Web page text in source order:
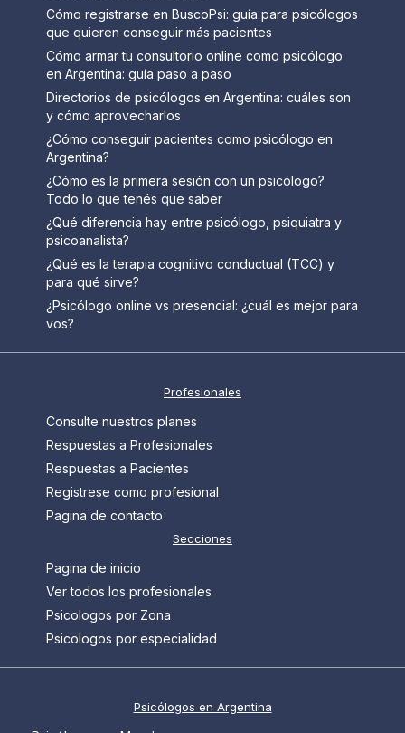
Cómo registrarse en BuscoPsi: guía para psicólogos
que quieren conseguir más pacientes
Cómo armar tu consultorio online como psicólogo
en Argentina: guía paso a paso
Directorios de psicólogos en Argentina: cuáles son
y cómo aprovecharlos
¿Cómo conseguir pacientes como psicólogo en
Argentina?
¿Cómo es la primera sesión con un psicólogo?
Todo lo que tenés que saber
¿Qué diferencia hay entre psicólogo, psiquiatra y
psicoanalista?
¿Qué es la terapia cognitivo conductual (TCC) y
para qué sirve?
¿Psicólogo online vs presencial: ¿cuál es mejor para
vos?
Profesionales
Consulte nuestros planes
Respuestas a Profesionales
Respuestas a Pacientes
Registrese como profesional
Pagina de contacto
Secciones
Pagina de inicio
Ver todos los profesionales
Psicologos por Zona
Psicologos por especialidad
Psicólogos en Argentina